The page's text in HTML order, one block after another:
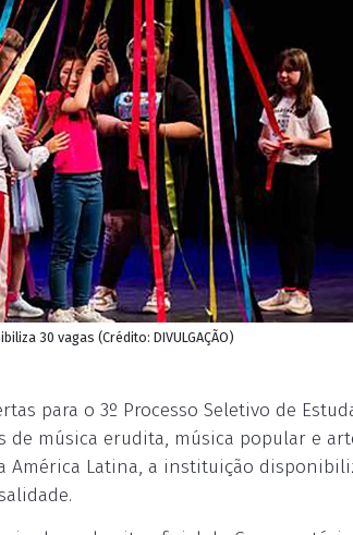
30 vagas (Crédito: DIVULGAÇÃO)
para o 3º Processo Seletivo de
de música erudita, música popular e
América Latina, a instituição